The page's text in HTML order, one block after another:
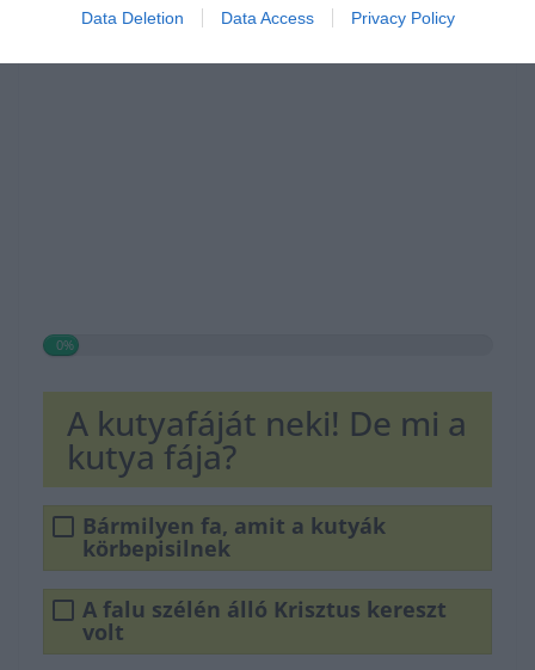
Data Deletion Data Access Privacy Policy
0%
A kutyafáját neki! De mi a
kutya fája?
Bármilyen fa, amit a kutyák
körbepisilnek
A falu szélén álló Krisztus kereszt
volt